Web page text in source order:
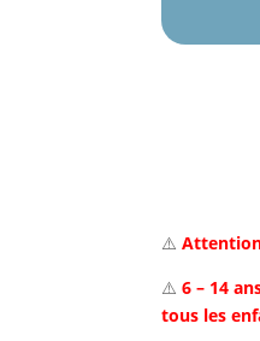
⚠️
⚠️6 – 14
tous les